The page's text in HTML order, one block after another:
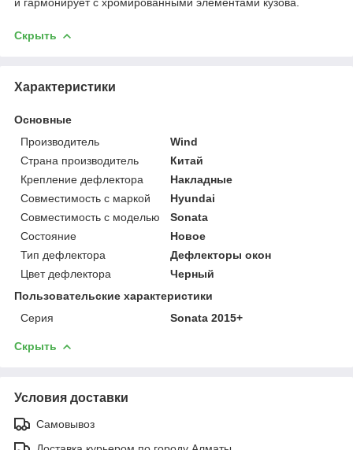
Скрыть
Характеристики
Основные
Производитель
Wind
Страна производитель
Китай
Крепление дефлектора
Накладные
Совместимость с маркой
Hyundai
Совместимость с моделью
Sonata
Состояние
Новое
Тип дефлектора
Дефлекторы окон
Цвет дефлектора
Черный
Пользовательские характеристики
Серия
Sonata 2015+
Скрыть
Условия доставки
Самовывоз